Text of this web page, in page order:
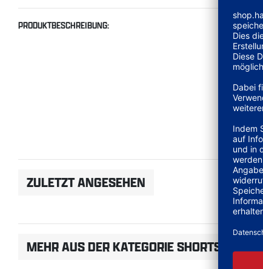
PRODUKTBESCHREIBUNG:
ZULETZT ANGESEHEN
MEHR AUS DER KATEGORIE SHORTS